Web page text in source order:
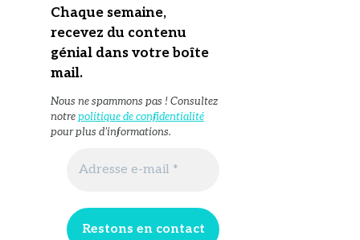
Chaque semaine,
recevez du contenu
génial dans votre boîte
mail.
Nous ne spammons pas ! Consultez
notrepolitique de confidentialité
pour plus d’informations.